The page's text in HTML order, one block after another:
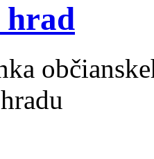
hrad